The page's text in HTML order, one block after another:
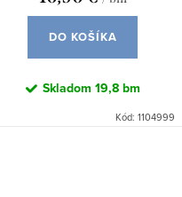
DO KOŠÍKA
Skladom 19,8 bm
Kód: 1104999